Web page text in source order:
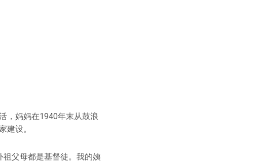
，妈妈在1940年末从鼓浪
建设。
父母都是基督徒。我的姨